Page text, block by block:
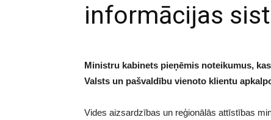
informācijas
Ministru kabinets pieņēmis noteikumus,
Valsts un pašvaldību vienoto klientu
Vides aizsardzības un reģionālās attīstības